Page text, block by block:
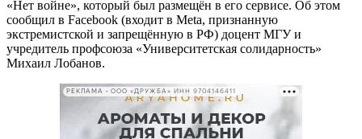
«Нет войне», который был размещён в его сервисе. Об этом
сообщил в Facebook (входит в Meta, признанную
экстремистской и запрещённую в РФ) доцент МГУ и
учредитель профсоюза «Университетская солидарность»
Михаил Лобанов.
РЕКЛАМА • ООО «ДРУЖБА» ИНН 9704146411